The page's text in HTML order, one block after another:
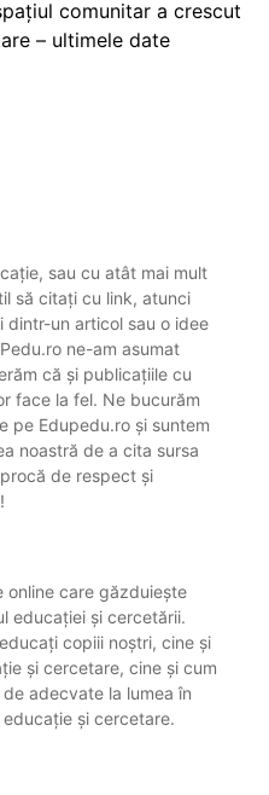
comunitar a crescut
– ultimele date
sau cu atât mai mult
să citați cu link, atunci
un articol sau o idee
ne-am asumat
că și publicațiile cu
face la fel. Ne bucurăm
pe Edupedu.ro și suntem
noastră de a cita sursa
de respect și
online care găzduiește
educației și cercetării.
copiii noștri, cine și
și cercetare, cine și cum
adecvate la lumea în
și cercetare.